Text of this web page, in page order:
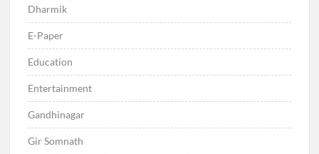
Dharmik
E-Paper
Education
Entertainment
Gandhinagar
Gir Somnath